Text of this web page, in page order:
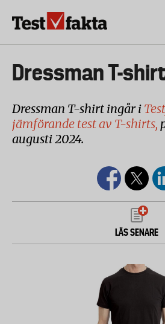
Huvudmeny
ny
Dressman T-
Dressman T-shirt ingår i
jämförande test av T-shirts,
augusti 2024.
LÄS SENARE